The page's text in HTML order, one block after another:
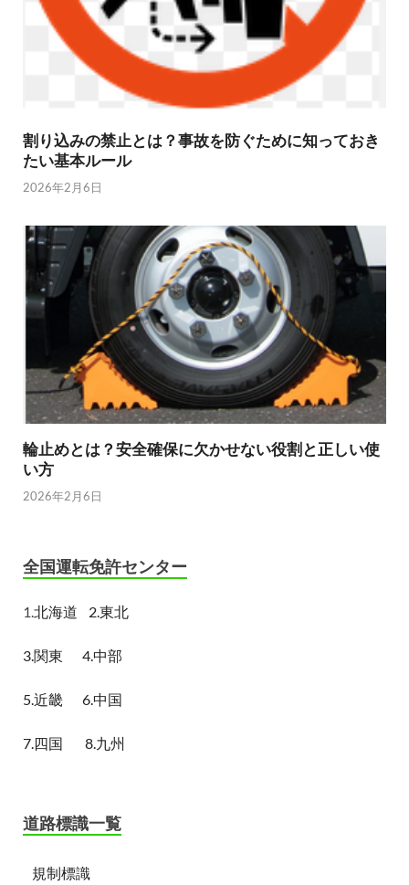
割り込みの禁止とは？事故を防ぐために知っておき
たい基本ルール
2026年2月6日
輪止めとは？安全確保に欠かせない役割と正しい使
い方
2026年2月6日
全国運転免許センター
1.北海道 2.東北
3.関東 4.中部
5.近畿 6.中国
7.四国 8.九州
道路標識一覧
規制標識